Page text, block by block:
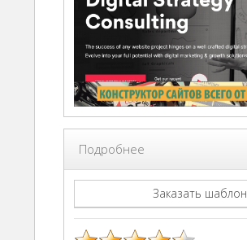
Подробнее
Заказать шаблон